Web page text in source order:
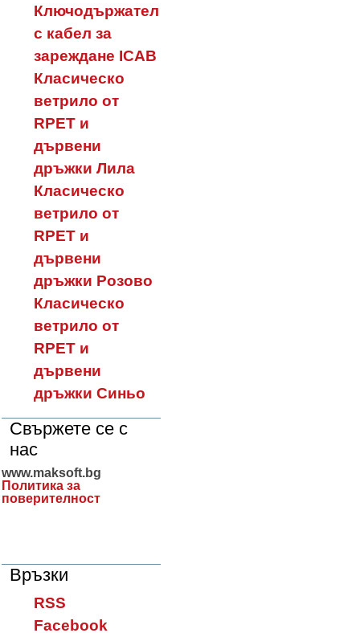
Ключодържател
с кабел за
зареждане ICAB
Класическо
ветрило от
RPET и
дървени
дръжки Лила
Класическо
ветрило от
RPET и
дървени
дръжки Розово
Класическо
ветрило от
RPET и
дървени
дръжки Синьо
Свържете се с
нас
www.maksoft.bg
Политика за
поверителност
Връзки
RSS
Facebook